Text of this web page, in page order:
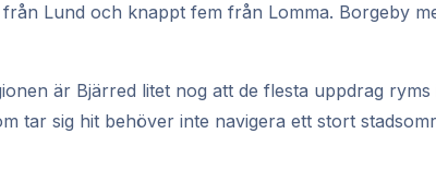
Lund och knappt fem från Lomma. Borgeby
är Bjärred litet nog att de flesta uppdrag
tar sig hit behöver inte navigera ett stort